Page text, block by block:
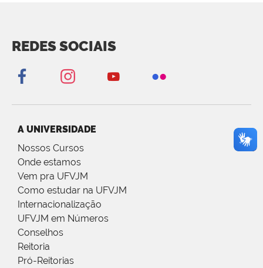
REDES SOCIAIS
A UNIVERSIDADE
Nossos Cursos
Onde estamos
Vem pra UFVJM
Como estudar na UFVJM
Internacionalização
UFVJM em Números
Conselhos
Reitoria
Pró-Reitorias